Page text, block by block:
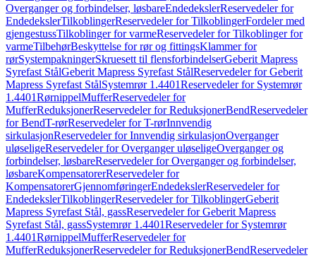
Overganger og forbindelser, løsbareEndedekslerReservedeler for
EndedekslerTilkoblingerReservedeler for TilkoblingerFordeler med
gjengestussTilkoblinger for varmeReservedeler for Tilkoblinger for
varmeTilbehørBeskyttelse for rør og fittingsKlammer for
rørSystempakningerSkruesett til flensforbindelserGeberit Mapress
Syrefast StålGeberit Mapress Syrefast StålReservedeler for Geberit
Mapress Syrefast StålSystemrør 1.4401Reservedeler for Systemrør
1.4401RørnippelMufferReservedeler for
MufferReduksjonerReservedeler for ReduksjonerBendReservedeler
for BendT-rørReservedeler for T-rørInnvendig
sirkulasjonReservedeler for Innvendig sirkulasjonOverganger
uløseligeReservedeler for Overganger uløseligeOverganger og
forbindelser, løsbareReservedeler for Overganger og forbindelser,
løsbareKompensatorerReservedeler for
KompensatorerGjennomføringerEndedekslerReservedeler for
EndedekslerTilkoblingerReservedeler for TilkoblingerGeberit
Mapress Syrefast Stål, gassReservedeler for Geberit Mapress
Syrefast Stål, gassSystemrør 1.4401Reservedeler for Systemrør
1.4401RørnippelMufferReservedeler for
MufferReduksjonerReservedeler for ReduksjonerBendReservedeler